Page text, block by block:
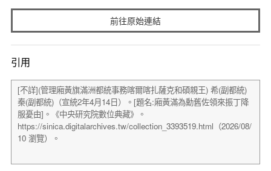
前往原始連結
引用